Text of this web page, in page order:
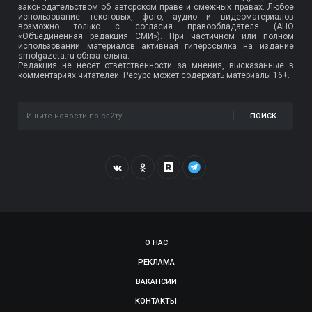
законодательством об авторском праве и смежных правах. Любое
использование текстовых, фото, аудио и видеоматериалов
возможно только с согласия правообладателя (АНО
«Объединённая редакция СМИ»). При частичном или полном
использовании материалов активная гиперссылка на издание
smolgazeta.ru обязательна.
Редакция не несет ответственности за мнения, высказанные в
комментариях читателей. Ресурс может содержать материалы 16+.
ПОИСК
О НАС
РЕКЛАМА
ВАКАНСИИ
КОНТАКТЫ